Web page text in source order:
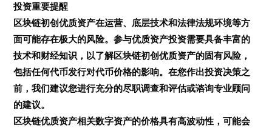
投资重要提醒
区块链初创优质资产在运营、底层技术和法律法规环境等方
面可能存在极大的风险。参与优质资产投资需要具备丰富的
技术和财经知识，以了解区块链初创优质资产的固有风险，
包括任何代币发行对代币价格的影响。在您作出投资决策之
前，我们建议您进行充分的尽职调查和评估或谘询专业顾问
的建议。
区块链优质资产相关数字资产的价格具有高波动性，可能会